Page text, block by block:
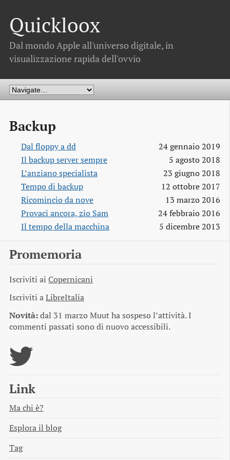
Quickloox
Dal mondo Apple all'universo digitale, in
visualizzazione rapida dell'ovvio
Backup
Dal floppy a dd
24 gennaio 2019
Il backup server sempre
5 agosto 2018
L’anziano specialista
23 giugno 2018
Tempo di backup
12 ottobre 2017
Ricomincio da nove
13 marzo 2016
Provaci ancora, zio Sam
24 febbraio 2016
Il tempo della macchina
5 dicembre 2013
Promemoria
Iscriviti ai Copernicani
Iscriviti aLibreItalia
Novità:dal 31 marzo Muut ha sospeso l’attività. I
commenti passati sono di nuovo accessibili.
Link
Ma chi è?
Esplora il blog
Tag